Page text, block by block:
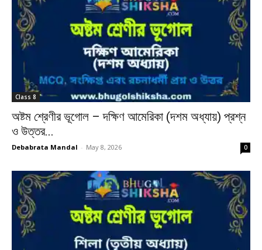
Class 8
অষ্টম শ্রেণীর ভূগোল – দক্ষিণ আমেরিকা (দশম অধ্যায়) প্রশ্ন
ও উত্তর...
Debabrata Mandal - May 8, 2026 0